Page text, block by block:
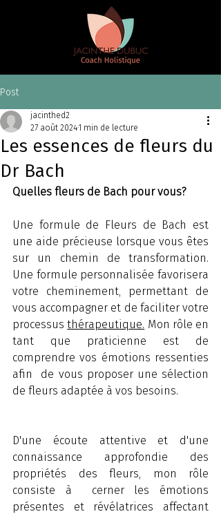
Post
Les essences de fleurs du
Dr Bach
jacinthed2
27 août 20241 min de lecture
Quelles fleurs de Bach pour vous?
Une formule de Fleurs de Bach est
une aide précieuse lorsque vous êtes
sur un chemin de transformation.
Une formule personnalisée favorisera
votre cheminement, permettant de
vous accompagner et de faciliter votre
processus thérapeutique. Mon rôle en
tant que praticienne est de
comprendre vos émotions ressenties
afin  de vous proposer une sélection
de fleurs adaptée à vos besoins.
D'une écoute attentive et d'une
connaissance approfondie des
propriétés des fleurs, mon rôle
consiste à  cerner les émotions
présentes et révélatrices affectant